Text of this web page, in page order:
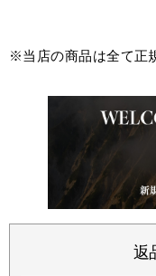
※当店の商品は全て正
返